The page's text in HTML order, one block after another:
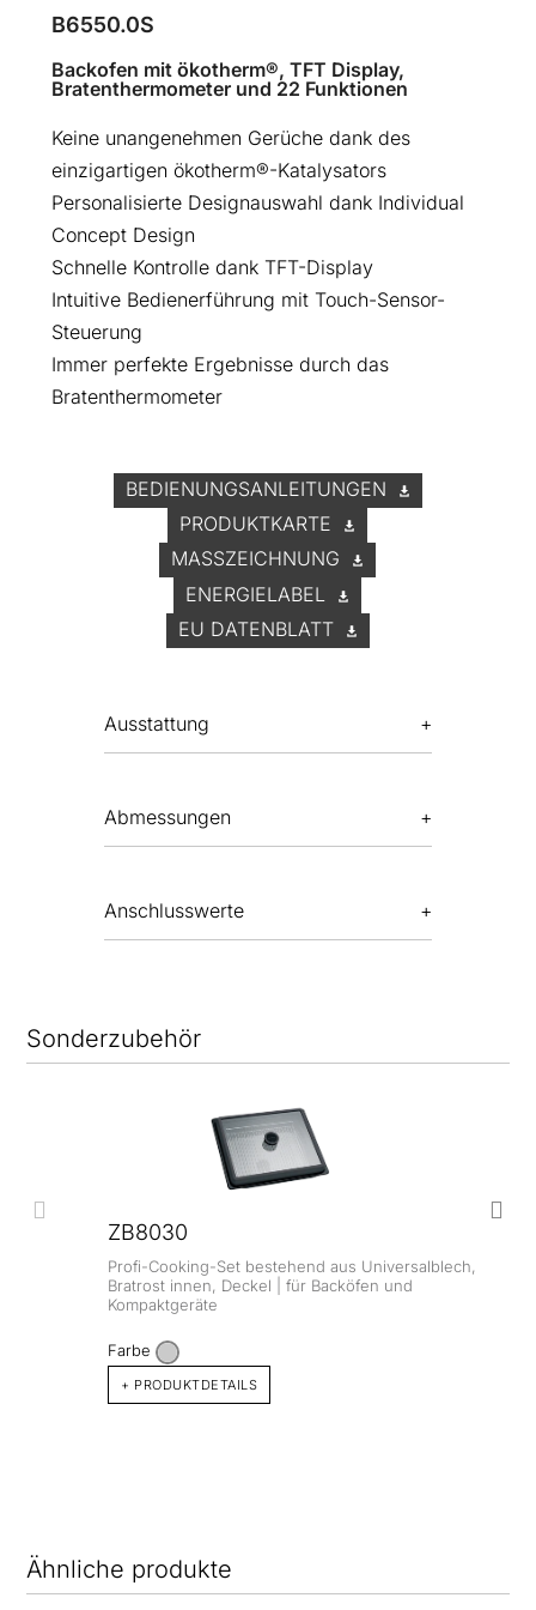
B6550.0S
Backofen mit ökotherm®, TFT Display,
Bratenthermometer und 22 Funktionen
Keine unangenehmen Gerüche dank des
einzigartigen ökotherm®-Katalysators
Personalisierte Designauswahl dank Individual
Concept Design
Schnelle Kontrolle dank TFT-Display
Intuitive Bedienerführung mit Touch-Sensor-
Steuerung
Immer perfekte Ergebnisse durch das
Bratenthermometer
BEDIENUNGSANLEITUNGEN
PRODUKTKARTE
MASSZEICHNUNG
ENERGIELABEL
EU DATENBLATT
Ausstattung
Abmessungen
Anschlusswerte
Sonderzubehör
ZB8030
Profi-Cooking-Set bestehend aus Universalblech,
Bratrost innen, Deckel | für Backöfen und
Kompaktgeräte
Farbe
+ PRODUKTDETAILS
Ähnliche produkte